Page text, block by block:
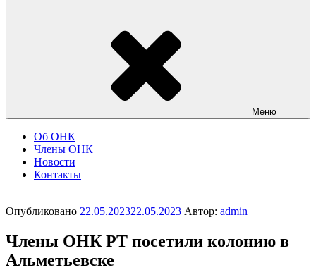
Меню
Об ОНК
Члены ОНК
Новости
Контакты
Опубликовано 22.05.202322.05.2023 Автор: admin
Члены ОНК РТ посетили колонию в
Альметьевске